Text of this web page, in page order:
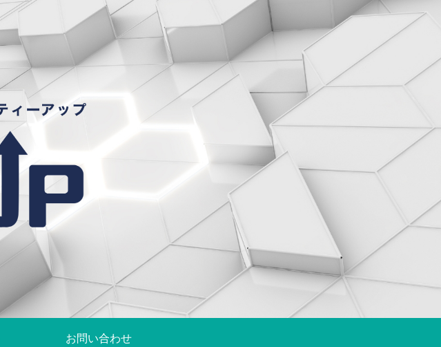
お問い合わせ